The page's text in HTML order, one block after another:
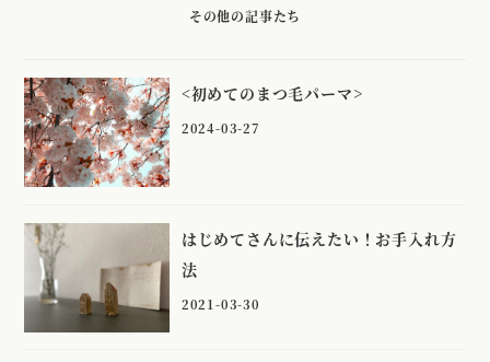
<初めてのまつ毛パーマ>
2024-03-27
はじめてさんに伝えたい！お手入れ方
法
2021-03-30